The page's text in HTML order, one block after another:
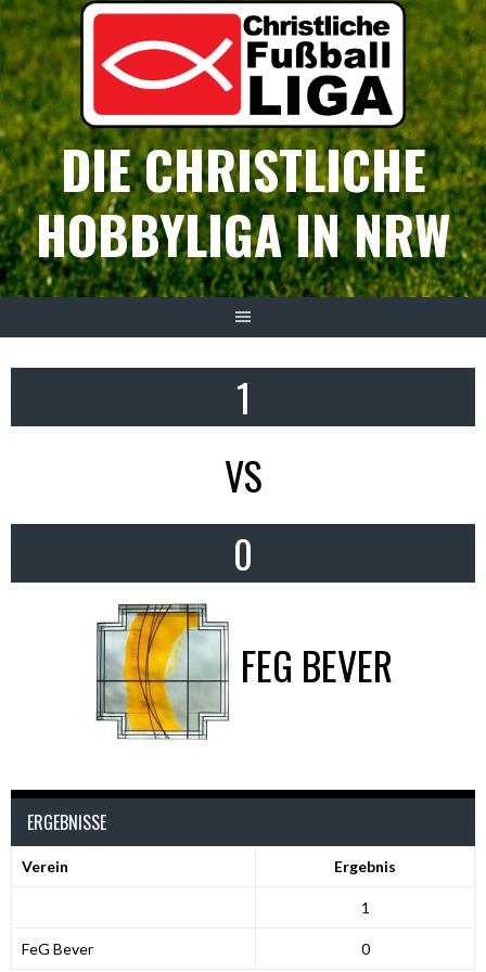
Springe
zum
Inhalt
DIE CHRISTLICHE
HOBBYLIGA IN NRW
1
VS
0
FEG BEVER
ERGEBNISSE
Verein Ergebnis
1
FeG Bever 0